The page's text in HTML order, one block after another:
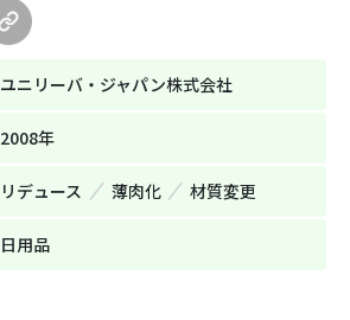
ユニリーバ・ジャパン株式会社
2008年
リデュース 薄⾁化 材質変更
日用品